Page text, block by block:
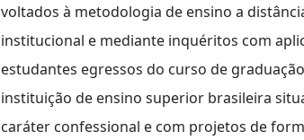
voltados à metodologia de ensino a
institucional e mediante inquéritos com
estudantes egressos do curso de
instituição de ensino superior brasileira
caráter confessional e com projetos de